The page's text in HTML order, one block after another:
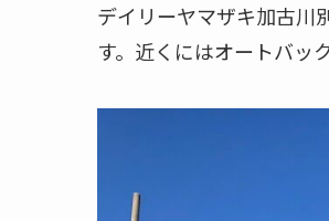
デイリーヤマザキ加古川
す。近くにはオートバッ